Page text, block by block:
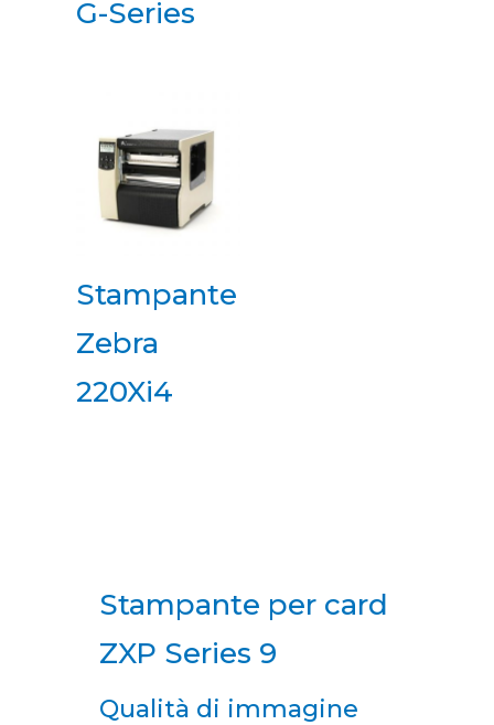
G-Series
Stampante
Zebra
220Xi4
Stampante per card
ZXP Series 9
Qualità di immagine